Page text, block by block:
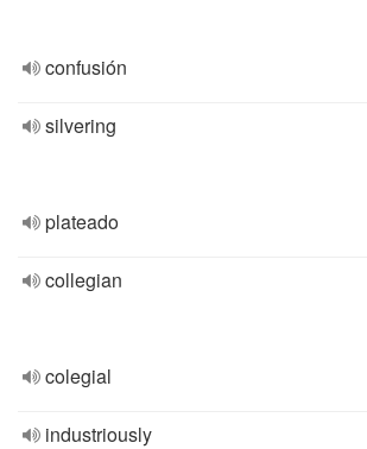
confusión
silvering
plateado
collegian
colegial
industriously